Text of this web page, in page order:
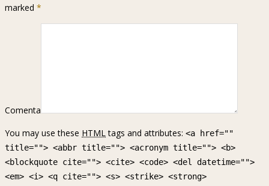
marked *
Comenta
You may use these HTMLtags and attributes: <a href=""
title=""> <abbr title=""> <acronym title=""> <b>
<blockquote cite=""> <cite> <code> <del datetime="">
<em> <i> <q cite=""> <s> <strike> <strong>